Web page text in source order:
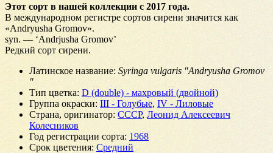
Этот сорт в нашей коллекции с 2017 года.
В международном регистре сортов сирени значится как
«Andryusha Gromov».
syn. — ‘Andrjusha Gromov’
Редкий сорт сирени.
Латинское название: Syringa vulgaris "Andryusha Gromov
"
Тип цветка: D (double) - махровый (двойной)
Группа окраски: III - Голубые, IV - Лиловые
Страна, оригинатор: СССР, Леонид Алексеевич
Колесников
Год регистрации сорта: 1968
Срок цветения: Средний